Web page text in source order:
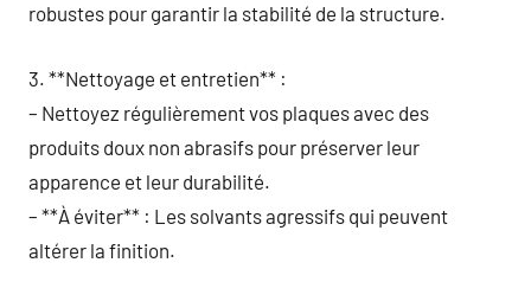
robustes pour garantir la stabilité de la structure.
3. **Nettoyage et entretien** :
– Nettoyez régulièrement vos plaques avec des
produits doux non abrasifs pour préserver leur
apparence et leur durabilité.
– **À éviter** : Les solvants agressifs qui peuvent
altérer la finition.